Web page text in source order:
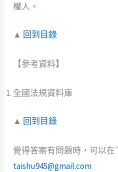
權人。
▲ 回到目錄
【參考資料】
全國法規資料庫
▲ 回到目錄
覺得答案有問題時，可以在
taishu945@gmail.com